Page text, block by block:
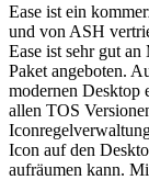
Ease ist ein
und von ASH
Ease ist sehr gut
Paket angeboten.
modernen Desktop
allen TOS
Icon auf den
aufräumen kann.